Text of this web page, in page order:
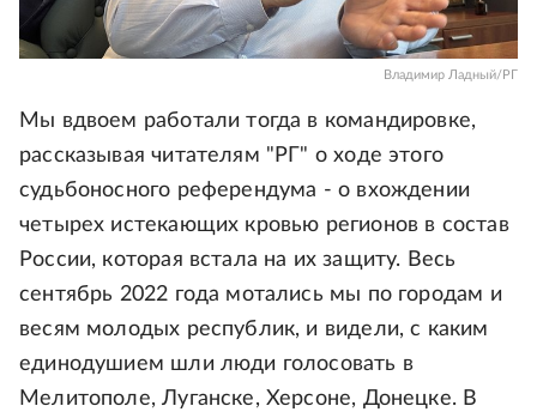
Владимир Ладный/РГ
Мы вдвоем работали тогда в командировке,
рассказывая читателям "РГ" о ходе этого
судьбоносного референдума - о вхождении
четырех истекающих кровью регионов в состав
России, которая встала на их защиту. Весь
сентябрь 2022 года мотались мы по городам и
весям молодых республик, и видели, с каким
единодушием шли люди голосовать в
Мелитополе, Луганске, Херсоне, Донецке. В